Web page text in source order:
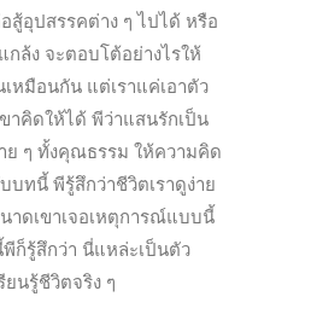
สู้อุปสรรคต่าง ๆ ไปได้ หรือ
กล้ง จะตอบโต้อย่างไรให้
หมือนกัน แต่เราแค่เอาตัว
าคิดให้ได้ พีว่าแสนรักเป็น
ย ๆ ทั้งคุณธรรม ให้ความคิด
บทนี้ พีรู้สึกว่าชีวิตเราดูง่าย
นาดเขาเจอเหตุการณ์แบบนี้
ก็รู้สึกว่า นี่แหล่ะเป็นตัว
ยนรู้ชีวิตจริง ๆ